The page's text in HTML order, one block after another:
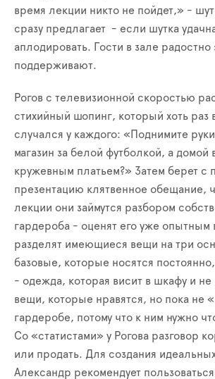
время лекции никто не пойдет,» -
сразу предлагает - если шутка
аплодировать. Гости в зале радостно
поддерживают.
Рогов с телевизионной скоростью
стихийный шопинг, который хоть раз
случался у каждого: «Поднимите
магазин за белой футболкой, а домой
кружевным платьем?» Затем берет с
презентацию клятвенное обещание,
лекции они займутся разбором
гардероба - оценят его уже опытным
разделят имеющиеся вещи на три
базовые, которые носятся
- одежда, которая висит в шкафу и не
вещи, которые нравятся, но пока не
гардеробе, потому что к ним нужно
Со «статистами» у Рогова разговор
или продать. Для создания
Александр рекомендует